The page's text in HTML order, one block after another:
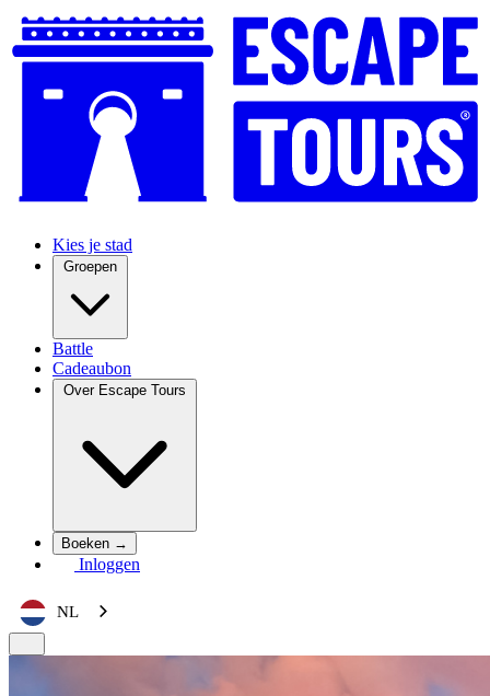
Kies je stad
Groepen
Battle
Cadeaubon
Over Escape Tours
Boeken →
Inloggen
NL